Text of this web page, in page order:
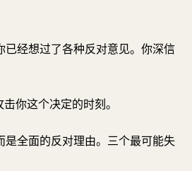
已经想过了各种反对意见。你深信
你这个决定的时刻。
是全面的反对理由。三个最可能失